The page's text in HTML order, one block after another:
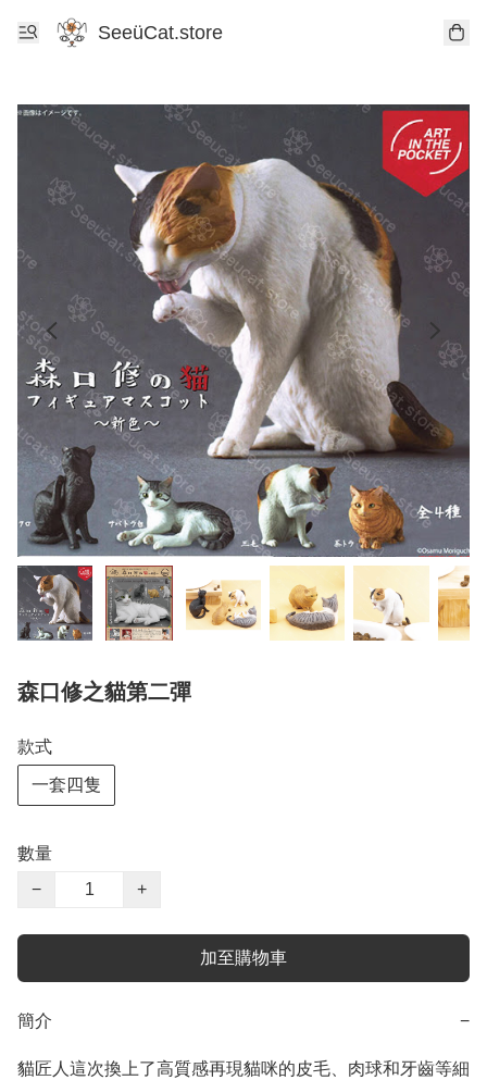
SeeüCat.store
森口修之貓第二彈
款式
一套四隻
數量
−
+
加至購物車
簡介 −
貓匠人這次換上了高質感再現貓咪的皮毛、肉球和牙齒等細